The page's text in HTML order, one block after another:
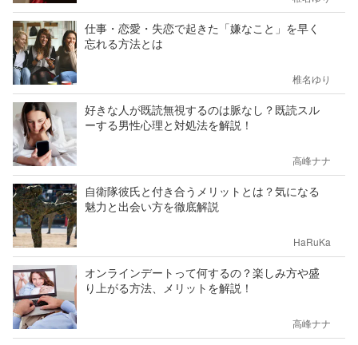
仕事・恋愛・失恋で起きた「嫌なこと」を早く
忘れる方法とは
椎名ゆり
好きな人が既読無視するのは脈なし？既読スル
ーする男性心理と対処法を解説！
高峰ナナ
自衛隊彼氏と付き合うメリットとは？気になる
魅力と出会い方を徹底解説
HaRuKa
オンラインデートって何するの？楽しみ方や盛
り上がる方法、メリットを解説！
高峰ナナ